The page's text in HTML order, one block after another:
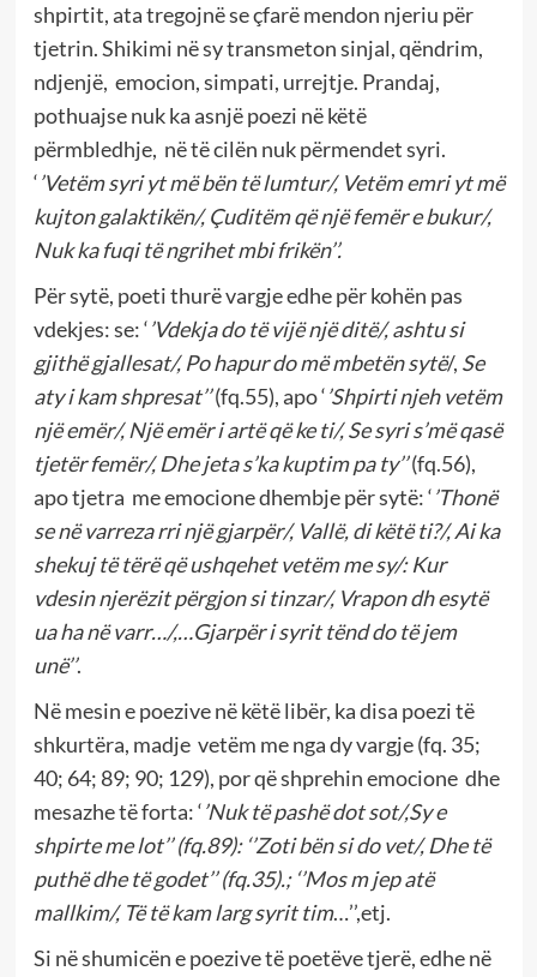
shpirtit, ata tregojnë se çfarë mendon njeriu për
tjetrin. Shikimi në sy transmeton sinjal, qëndrim,
ndjenjë, emocion, simpati, urrejtje. Prandaj,
pothuajse nuk ka asnjë poezi në këtë
përmbledhje, në të cilën nuk përmendet syri.
‘’Vetëm syri yt më bën të lumtur/, Vetëm emri yt më
kujton galaktikën/, Çuditëm që një femër e bukur/,
Nuk ka fuqi të ngrihet mbi frikën’’.
Për sytë, poeti thurë vargje edhe për kohën pas
vdekjes: se: ‘’Vdekja do të vijë një ditë/, ashtu si
gjithë gjallesat/, Po hapur do më mbetën sytë/, Se
aty i kam shpresat’’(fq.55), apo ‘’Shpirti njeh vetëm
një emër/, Një emër i artë që ke ti/, Se syri s’më qasë
tjetër femër/, Dhe jeta s’ka kuptim pa ty’’(fq.56),
apo tjetra me emocione dhembje për sytë: ‘’Thonë
se në varreza rri një gjarpër/, Vallë, di këtë ti?/, Ai ka
shekuj të tërë që ushqehet vetëm me sy/: Kur
vdesin njerëzit përgjon si tinzar/, Vrapon dh esytë
ua ha në varr…/,…Gjarpër i syrit tënd do të jem
unë’’.
Në mesin e poezive në këtë libër, ka disa poezi të
shkurtëra, madje vetëm me nga dy vargje (fq. 35;
40; 64; 89; 90; 129), por që shprehin emocione dhe
mesazhe të forta: ‘’Nuk të pashë dot sot/,Sy e
shpirte me lot’’ (fq.89): ‘’Zoti bën si do vet/, Dhe të
puthë dhe të godet’’ (fq.35).; ‘’Mos m jep atë
mallkim/, Të të kam larg syrit tim…’’,etj.
Si në shumicën e poezive të poetëve tjerë, edhe në